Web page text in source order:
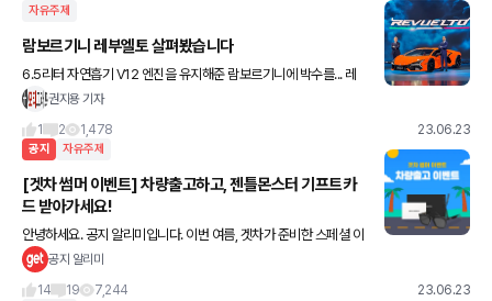
자유주제
람보르기니 레부엘토 살펴봤습니다
6.5리터 자연흡기 V12 엔진을 유지해준 람보르기니에 박수를... 레
부엘토는 람보르기니의 새로운 플래그십으로 아벤타도르의 후속 모
권지용 기자
1
2 1,478 23.06.23
공지 자유주제
[겟차 썸머 이벤트] 차량출고하고, 젠틀몬스터 기프트카
드 받아가세요!
안녕하세요. 공지 알리미입니다. 이번 여름, 겟차가 준비한 스페셜 이
벤트🏖 새로운 차량과 함께 더욱 멋지게 떠나보세요🚘 *이벤트 결
공지 알리미
14
19 7,244 23.06.23